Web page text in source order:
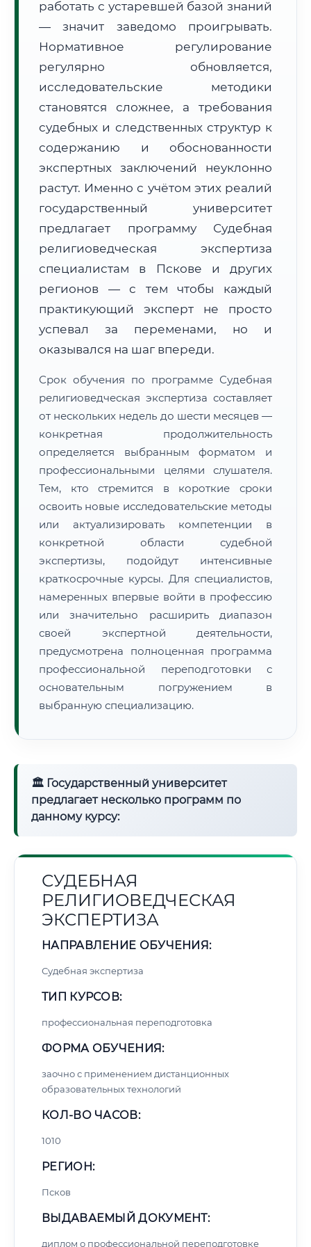
Формат учебы:
Дистанционно
🗺️ Зона обслуживания: г. Псков
• Маршрут транзита: ~3 279 км
📜 Документы и аккредитация ФИС ФРДО
Нажмите на документ для увеличения и просмотра
работать с устаревшей базой знаний
— значит заведомо проигрывать.
Нормативное регулирование
регулярно обновляется,
исследовательские методики
становятся сложнее, а требования
судебных и следственных структур к
содержанию и обоснованности
экспертных заключений неуклонно
растут. Именно с учётом этих реалий
государственный университет
предлагает программу Судебная
религиоведческая экспертиза
специалистам в Пскове и других
регионов — с тем чтобы каждый
практикующий эксперт не просто
успевал за переменами, но и
оказывался на шаг впереди.
Срок обучения по программе Судебная
религиоведческая экспертиза составляет
от нескольких недель до шести месяцев —
конкретная продолжительность
определяется выбранным форматом и
профессиональными целями слушателя.
Тем, кто стремится в короткие сроки
освоить новые исследовательские методы
или актуализировать компетенции в
конкретной области судебной
экспертизы, подойдут интенсивные
краткосрочные курсы. Для специалистов,
намеренных впервые войти в профессию
или значительно расширить диапазон
своей экспертной деятельности,
предусмотрена полноценная программа
профессиональной переподготовки с
основательным погружением в
выбранную специализацию.
🏛 Государственный университет
предлагает несколько программ по
данному курсу:
СУДЕБНАЯ
РЕЛИГИОВЕДЧЕСКАЯ
ЭКСПЕРТИЗА
НАПРАВЛЕНИЕ ОБУЧЕНИЯ:
Судебная экспертиза
ТИП КУРСОВ:
профессиональная переподготовка
ФОРМА ОБУЧЕНИЯ:
заочно с применением дистанционных
образовательных технологий
КОЛ-ВО ЧАСОВ:
1010
РЕГИОН:
Псков
ВЫДАВАЕМЫЙ ДОКУМЕНТ:
диплом о профессиональной переподготовке